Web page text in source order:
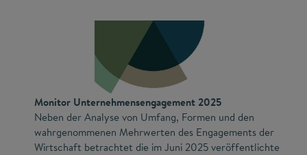
Monitor Unternehmensengagement 2025
Neben der Analyse von Umfang, Formen und den
wahrgenommenen Mehrwerten des Engagements der
Wirtschaft betrachtet die im Juni 2025 veröffentlichte